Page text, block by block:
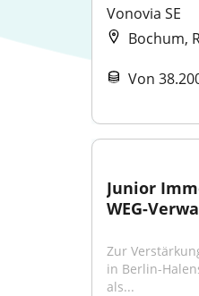
Vonovia SE
Bochum,
Von
Junior
WEG-
Zur
in Berlin-
als...